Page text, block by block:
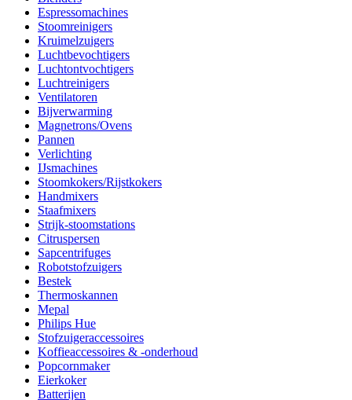
Espressomachines
Stoomreinigers
Kruimelzuigers
Luchtbevochtigers
Luchtontvochtigers
Luchtreinigers
Ventilatoren
Bijverwarming
Magnetrons/Ovens
Pannen
Verlichting
IJsmachines
Stoomkokers/Rijstkokers
Handmixers
Staafmixers
Strijk-stoomstations
Citruspersen
Sapcentrifuges
Robotstofzuigers
Bestek
Thermoskannen
Mepal
Philips Hue
Stofzuigeraccessoires
Koffieaccessoires & -onderhoud
Popcornmaker
Eierkoker
Batterijen